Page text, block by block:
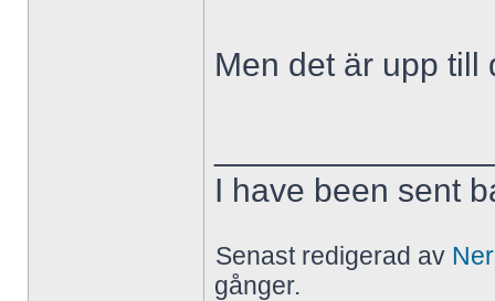
Men det är upp till
I have been sent
Senast redigerad av
gånger.